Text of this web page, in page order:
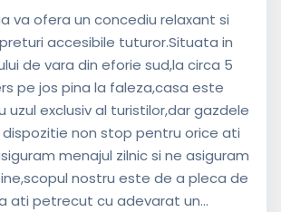
va ofera un concediu relaxant si
accesibile tuturor.Situata in
de vara din eforie sud,la circa 5
pe jos pina la faleza,casa este
uzul exclusiv al turistilor,dar gazdele
non stop pentru orice ati
menajul zilnic si ne asiguram
nostru este de a pleca de
ati petrecut cu adevarat un...